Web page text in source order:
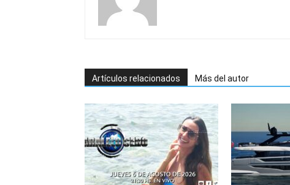
Artículos relacionados Más del autor